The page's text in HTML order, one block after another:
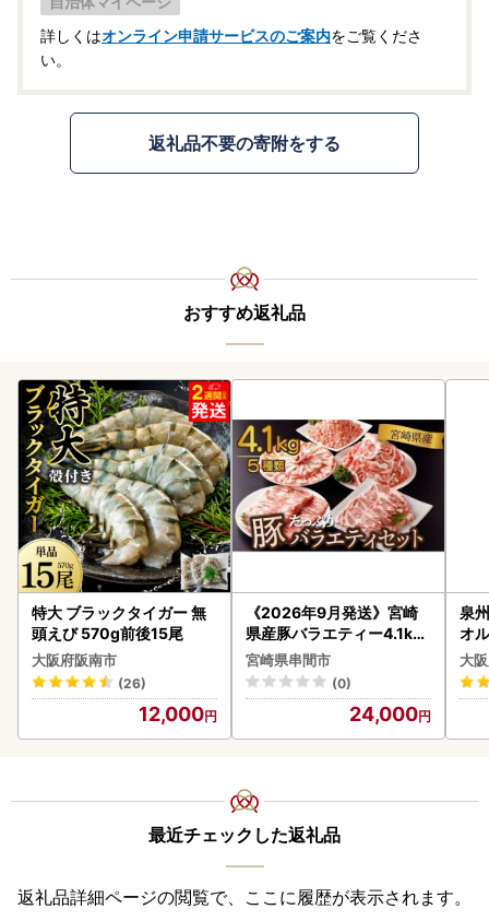
詳しくはオンライン申請サービスのご案内をご覧くださ
い。
返礼品不要の寄附をする
おすすめ返礼品
特大 ブラックタイガー 無
頭えび 570g前後15尾
大阪府阪南市
(26)
12,000
《2026年9月発送》宮崎
県産豚バラエティー4.1kg
セット_K033-057-2609
宮崎県串間市
(0)
24,000
泉
オ
大
最近チェックした返礼品
返礼品詳細ページの閲覧で、ここに履歴が表示されます。